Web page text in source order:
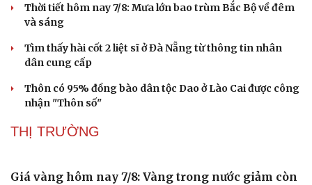
Sức khỏe
Dinh dưỡng - món ngon
Sản phụ khoa
Nhi khoa
Làm đẹp - giảm cân
Đời sống
Tình yêu - Gia đình
Thời tiết hôm nay 7/8: Mưa lớn bao trùm Bắc Bộ về đêm
và sáng
Tìm thấy hài cốt 2 liệt sĩ ở Đà Nẵng từ thông tin nhân
dân cung cấp
Thôn có 95% đồng bào dân tộc Dao ở Lào Cai được công
nhận "Thôn số"
THỊ TRƯỜNG
Giá vàng hôm nay 7/8: Vàng trong nước giảm còn